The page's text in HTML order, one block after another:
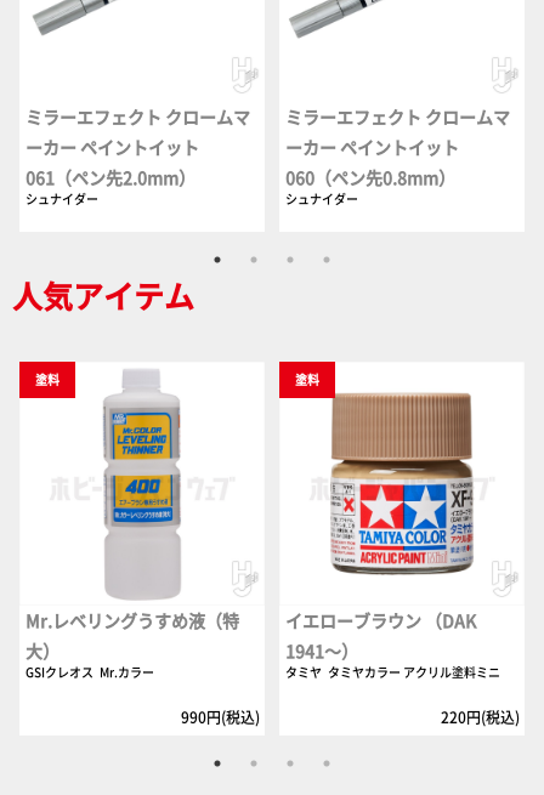
ミラーエフェクト クロームマ
ーカー ペイントイット
061（ペン先2.0mm）
シュナイダー
ミラーエフェクト クロームマ
ーカー ペイントイット
060（ペン先0.8mm）
シュナイダー
人気アイテム
塗料
Mr.レベリングうすめ液（特
大）
GSIクレオス Mr.カラー
990円(税込)
塗料
イエローブラウン （DAK
1941～）
タミヤ タミヤカラー アクリル塗料ミニ
220円(税込)